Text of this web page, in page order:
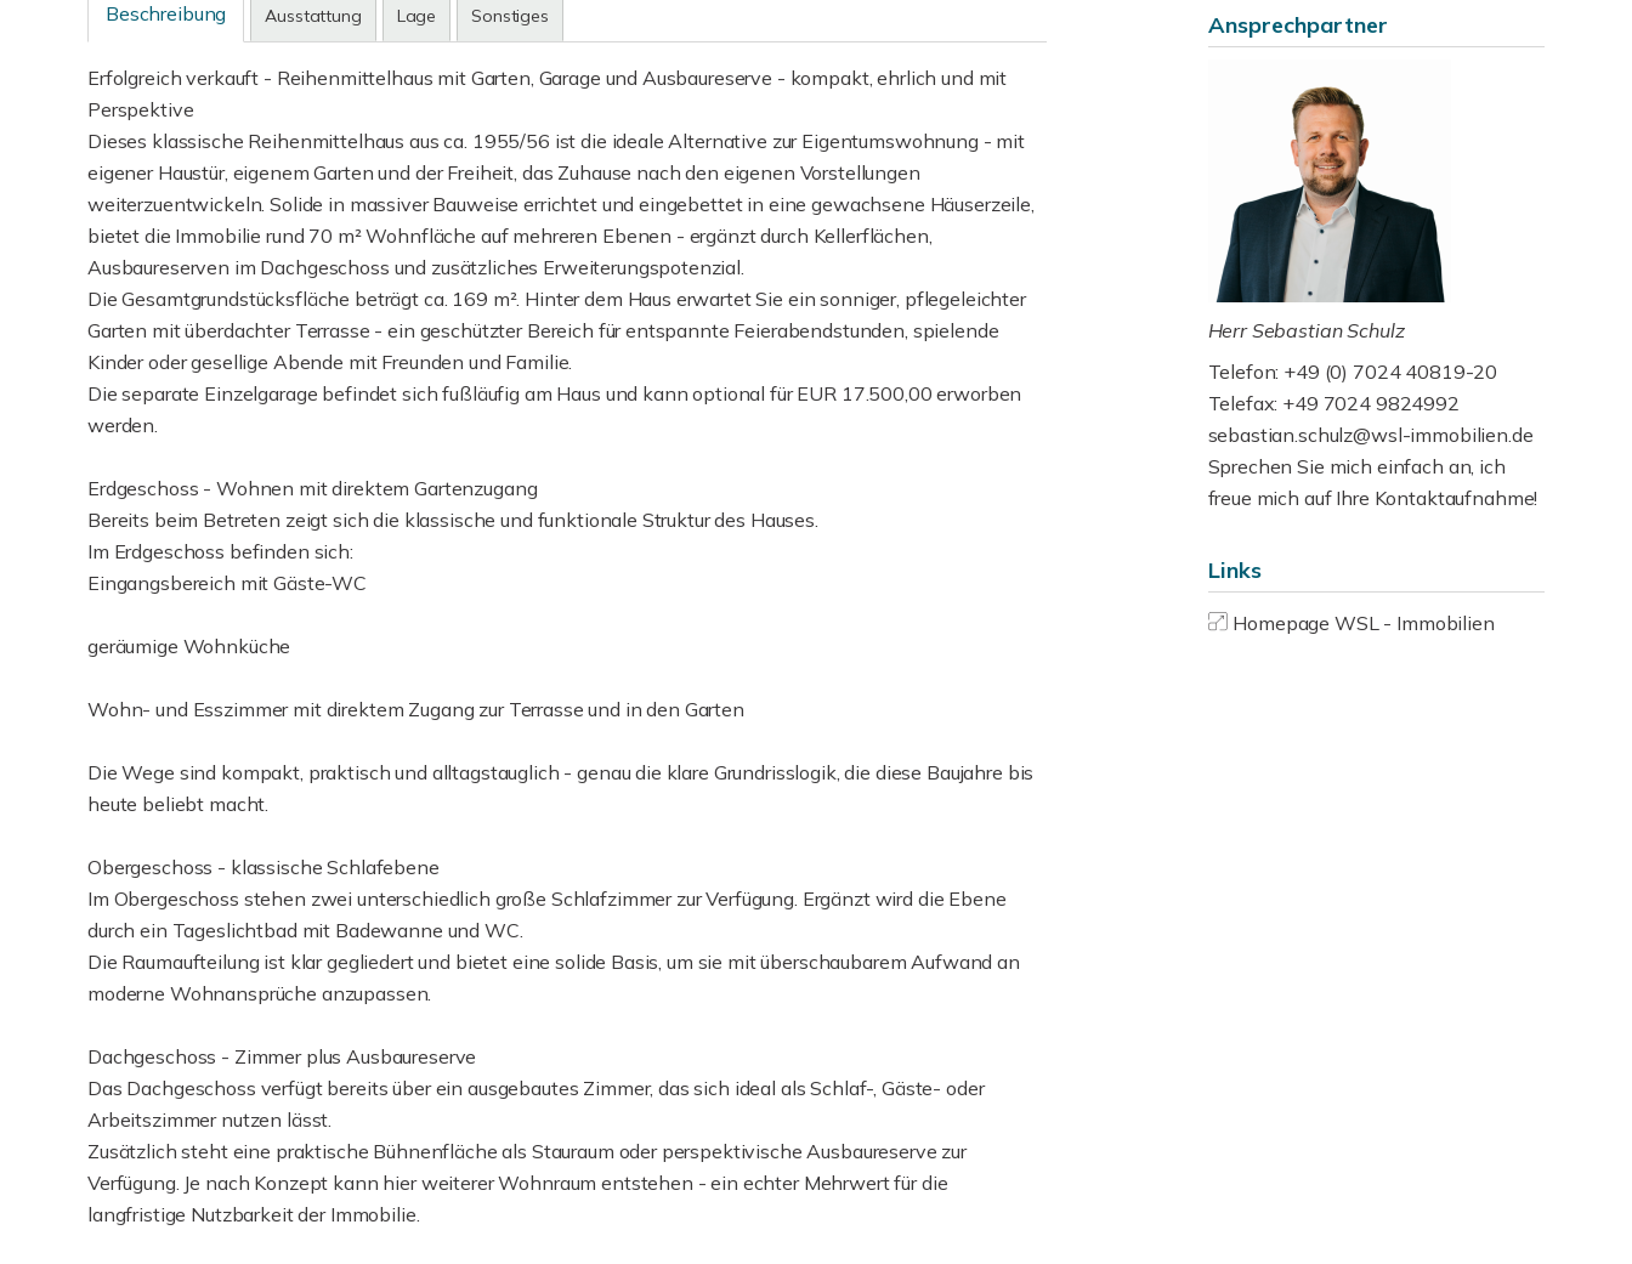
Beschreibung Ausstattung Lage Sonstiges
Erfolgreich verkauft - Reihenmittelhaus mit Garten, Garage und Ausbaureserve - kompakt, ehrlich und mit
Perspektive
Dieses klassische Reihenmittelhaus aus ca. 1955/56 ist die ideale Alternative zur Eigentumswohnung - mit
eigener Haustür, eigenem Garten und der Freiheit, das Zuhause nach den eigenen Vorstellungen
weiterzuentwickeln. Solide in massiver Bauweise errichtet und eingebettet in eine gewachsene Häuserzeile,
bietet die Immobilie rund 70 m² Wohnfläche auf mehreren Ebenen - ergänzt durch Kellerflächen,
Ausbaureserven im Dachgeschoss und zusätzliches Erweiterungspotenzial.
Die Gesamtgrundstücksfläche beträgt ca. 169 m². Hinter dem Haus erwartet Sie ein sonniger, pflegeleichter
Garten mit überdachter Terrasse - ein geschützter Bereich für entspannte Feierabendstunden, spielende
Kinder oder gesellige Abende mit Freunden und Familie.
Die separate Einzelgarage befindet sich fußläufig am Haus und kann optional für EUR 17.500,00 erworben
werden.
Erdgeschoss - Wohnen mit direktem Gartenzugang
Bereits beim Betreten zeigt sich die klassische und funktionale Struktur des Hauses.
Im Erdgeschoss befinden sich:
Eingangsbereich mit Gäste-WC
geräumige Wohnküche
Wohn- und Esszimmer mit direktem Zugang zur Terrasse und in den Garten
Die Wege sind kompakt, praktisch und alltagstauglich - genau die klare Grundrisslogik, die diese Baujahre bis
heute beliebt macht.
Obergeschoss - klassische Schlafebene
Im Obergeschoss stehen zwei unterschiedlich große Schlafzimmer zur Verfügung. Ergänzt wird die Ebene
durch ein Tageslichtbad mit Badewanne und WC.
Die Raumaufteilung ist klar gegliedert und bietet eine solide Basis, um sie mit überschaubarem Aufwand an
moderne Wohnansprüche anzupassen.
Dachgeschoss - Zimmer plus Ausbaureserve
Das Dachgeschoss verfügt bereits über ein ausgebautes Zimmer, das sich ideal als Schlaf-, Gäste- oder
Arbeitszimmer nutzen lässt.
Zusätzlich steht eine praktische Bühnenfläche als Stauraum oder perspektivische Ausbaureserve zur
Verfügung. Je nach Konzept kann hier weiterer Wohnraum entstehen - ein echter Mehrwert für die
langfristige Nutzbarkeit der Immobilie.
Ansprechpartner
Herr Sebastian Schulz
Telefon: +49 (0) 7024 40819-20
Telefax: +49 7024 9824992
sebastian.schulz@wsl-immobilien.de
Sprechen Sie mich einfach an, ich
freue mich auf Ihre Kontaktaufnahme!
Links
Homepage WSL - Immobilien